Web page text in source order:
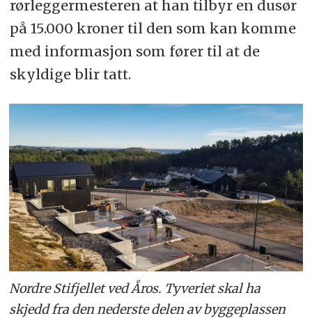
rørleggermesteren at han tilbyr en dusør
på 15.000 kroner til den som kan komme
med informasjon som fører til at de
skyldige blir tatt.
Nordre Stifjellet ved Åros. Tyveriet skal ha
skjedd fra den nederste delen av byggeplassen